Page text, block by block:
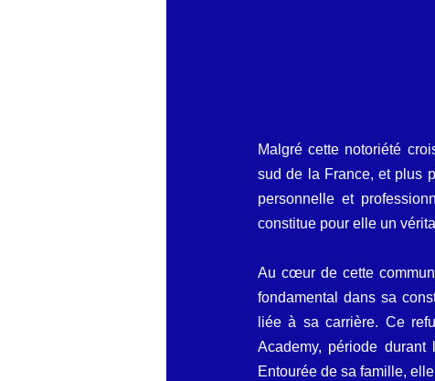
Malgré cette notoriété
sud de la France, et plus
personnelle et
constitue pour elle un
Au cœur de cette
fondamental dans sa
liée à sa carrière. Ce
Academy, période
Entourée de sa famille,